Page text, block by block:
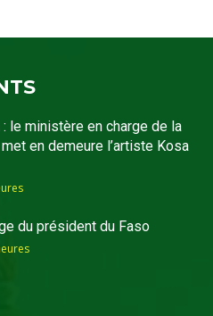
: le ministère en charge de la
en demeure l’artiste Kosa
du président du Faso